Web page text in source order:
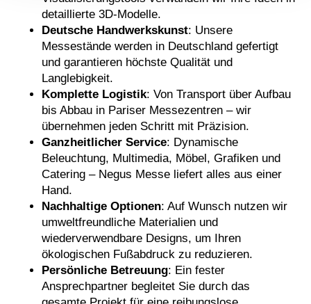
detaillierte 3D-Modelle.
Deutsche Handwerkskunst: Unsere
Messestände werden in Deutschland gefertigt
und garantieren höchste Qualität und
Langlebigkeit.
Komplette Logistik: Von Transport über Aufbau
bis Abbau in Pariser Messezentren – wir
übernehmen jeden Schritt mit Präzision.
Ganzheitlicher Service: Dynamische
Beleuchtung, Multimedia, Möbel, Grafiken und
Catering – Negus Messe liefert alles aus einer
Hand.
Nachhaltige Optionen: Auf Wunsch nutzen wir
umweltfreundliche Materialien und
wiederverwendbare Designs, um Ihren
ökologischen Fußabdruck zu reduzieren.
Persönliche Betreuung: Ein fester
Ansprechpartner begleitet Sie durch das